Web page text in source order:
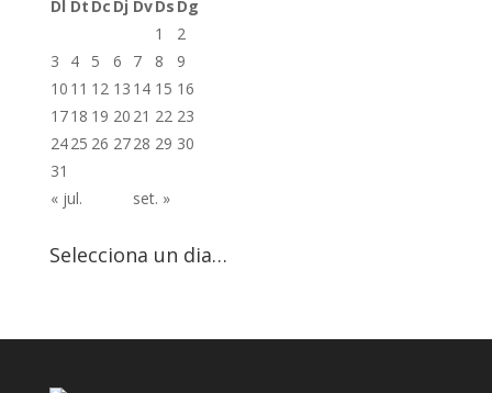
Dl Dt Dc Dj DvDs Dg
1
2
3
4 5 6 7 8
9
10 11 12 13 14 15 16
1718 19 20 21 22 23
2425 26 2728 29 30
31
« jul.
set. »
Selecciona un dia…